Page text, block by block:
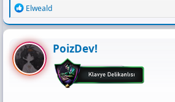
R
e
a
c
t
i
o
n
Elweald
PoizDev!